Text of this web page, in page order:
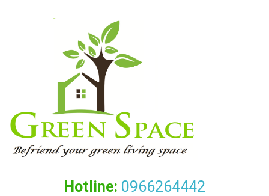
Hotline: 0966264442